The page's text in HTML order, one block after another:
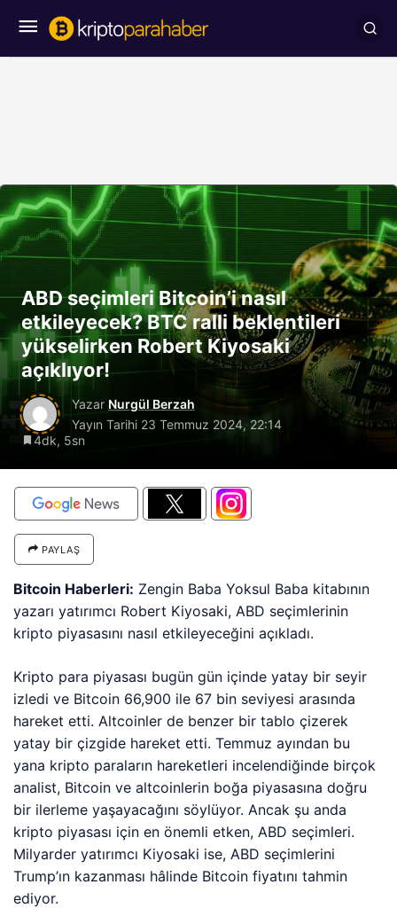
ABD seçimleri Bitcoin’i nasıl
etkileyecek? BTC ralli beklentileri
yükselirken Robert Kiyosaki
açıklıyor!
Yazar Nurgül Berzah
Yayın Tarihi 23 Temmuz 2024, 22:14
4dk, 5sn
PAYLAŞ
Bitcoin Haberleri: Zengin Baba Yoksul Baba kitabının
yazarı yatırımcı Robert Kiyosaki, ABD seçimlerinin
kripto piyasasını nasıl etkileyeceğini açıkladı.
Kripto para piyasası bugün gün içinde yatay bir seyir
izledi ve Bitcoin 66,900 ile 67 bin seviyesi arasında
hareket etti. Altcoinler de benzer bir tablo çizerek
yatay bir çizgide hareket etti. Temmuz ayından bu
yana kripto paraların hareketleri incelendiğinde birçok
analist, Bitcoin ve altcoinlerin boğa piyasasına doğru
bir ilerleme yaşayacağını söylüyor. Ancak şu anda
kripto piyasası için en önemli etken, ABD seçimleri.
Milyarder yatırımcı Kiyosaki ise, ABD seçimlerini
Trump’ın kazanması hâlinde Bitcoin fiyatını tahmin
ediyor.